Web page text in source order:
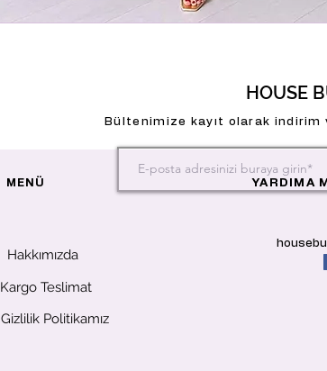
HOUSE
Bültenimize kayıt olarak
MENÜ
Hakkımızda
YARDIMA
Kargo Teslimat
Gizlilik Politikamız